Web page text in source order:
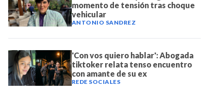
momento de tensión tras choque
vehicular
ANTONIO SANDREZ
'Con vos quiero hablar': Abogada
tiktoker relata tenso encuentro
con amante de su ex
REDE SOCIALES